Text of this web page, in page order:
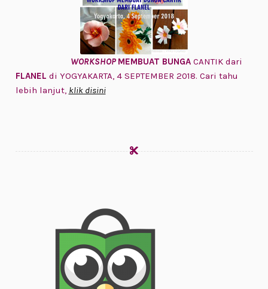
WORKSHOP MEMBUAT BUNGACANTIK dari
FLANEL di YOGYAKARTA, 4 SEPTEMBER 2018. Cari tahu
lebih lanjut, klik disini